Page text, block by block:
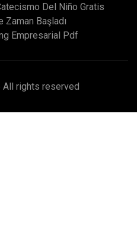
Del Niño Gratis
Zaman Başladı
Empresarial Pdf
All rights reserved